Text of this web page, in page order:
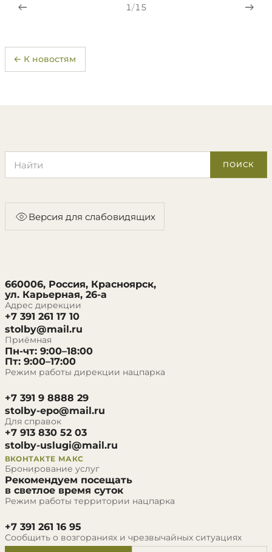
1/15
← К новостям
ПОИСК
Версия для слабовидящих
660006, Россия, Красноярск,
ул. Карьерная, 26-а
Адрес дирекции
+7 391 261 17 10
stolby@mail.ru
Приёмная
Пн-чт: 9:00–18:00
Пт: 9:00–17:00
Режим работы дирекции нацпарка
+7 391 9 8888 29
stolby-epo@mail.ru
Для справок
+7 913 830 52 03
stolby-uslugi@mail.ru
ВКОНТАКТЕ МАКС
Бронирование услуг
Рекомендуем посещать
в светлое время суток
Режим работы территории нацпарка
+7 391 261 16 95
Сообщить о возгораниях и чрезвычайных ситуациях